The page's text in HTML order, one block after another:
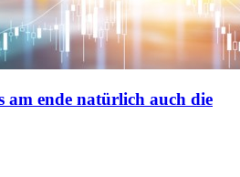
am ende natürlich auch die